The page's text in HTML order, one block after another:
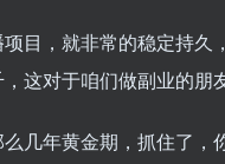
目，就非常的稳定持
这对于咱们做副业的朋
几年黄金期，抓住了